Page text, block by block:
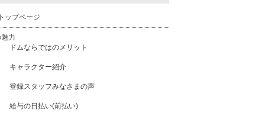
ップページ
力
ドムならではのメリット
キャラクター紹介
登録スタッフみなさまの声
給与の日払い(前払い)